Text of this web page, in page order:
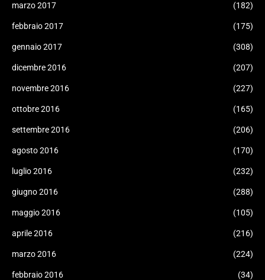
marzo 2017 (182)
febbraio 2017 (175)
gennaio 2017 (308)
dicembre 2016 (207)
novembre 2016 (227)
ottobre 2016 (165)
settembre 2016 (206)
agosto 2016 (170)
luglio 2016 (232)
giugno 2016 (288)
maggio 2016 (105)
aprile 2016 (216)
marzo 2016 (224)
febbraio 2016 (34)